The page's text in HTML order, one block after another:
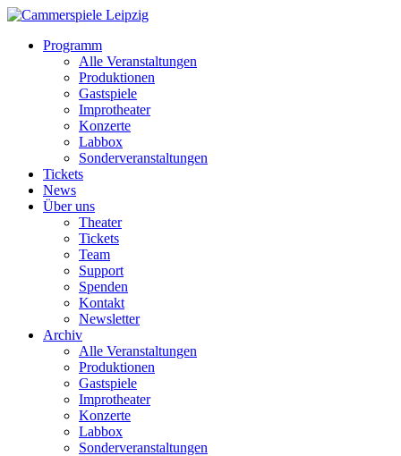
Programm
Alle Veranstaltungen
Produktionen
Gastspiele
Improtheater
Konzerte
Labbox
Sonderveranstaltungen
Tickets
News
Über uns
Theater
Tickets
Team
Support
Spenden
Kontakt
Newsletter
Archiv
Alle Veranstaltungen
Produktionen
Gastspiele
Improtheater
Konzerte
Labbox
Sonderveranstaltungen